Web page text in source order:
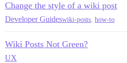
Change the style of a wiki post
Developer Guideswiki-posts how-to
Wiki Posts Not Green?
UX